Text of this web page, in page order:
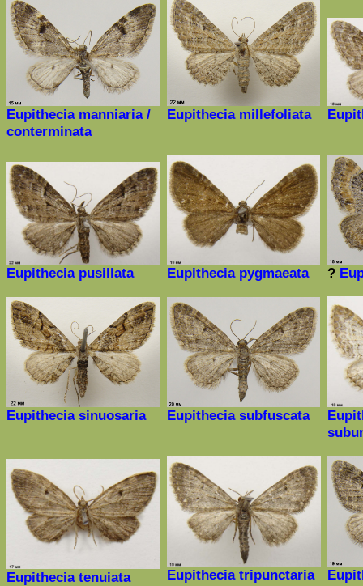
Eupithecia manniaria /
conterminata
Eupithecia millefoliata
Eupithecia pusillata Eupithecia pygmaeata ?
Eupithecia sinuosaria Eupithecia subfuscata
Eupithecia tenuiata Eupithecia tripunctaria